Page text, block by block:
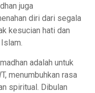
juga
diri dari segala
kesucian hati dan
adalah untuk
menumbuhkan rasa
spiritual. Dibulan